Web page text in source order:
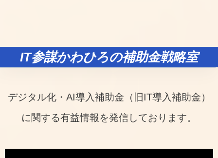
IT参謀かわひろの補助金戦略室
デジタル化・AI導入補助金（旧IT導入補助金）
に関する有益情報を発信しております。